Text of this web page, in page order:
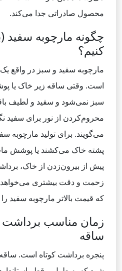
محصول صادراتی جدا می‌کند.
چگونه مارچوبه سفید
کنیم؟
مارچوبه سفید و سبز در واقع یک
است. وقتی ساقه زیر خاک یا
سبز نمی‌شود و سفید و لطیف
محروم‌کردن از نور برای سفید
می‌گویند. برای تولید مارچوبه
پشته خاک می‌کشند یا پوشش
پیش از بیرون‌زدن از خاک،
زحمت و دقت بیشتری
که قیمت بالاتر مارچوبه سفید
زمان مناسب
ساقه
پنجره برداشت کوتاه است. ساقه